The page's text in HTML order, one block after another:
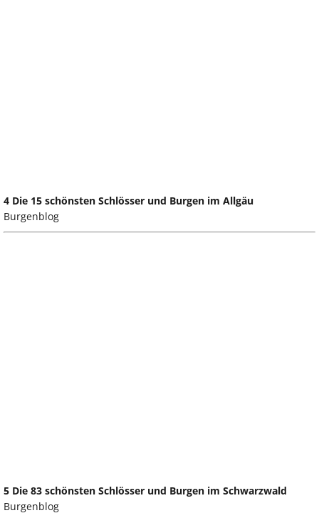
4 Die 15 schönsten Schlösser und Burgen im Allgäu
Burgenblog
5 Die 83 schönsten Schlösser und Burgen im Schwarzwald
Burgenblog